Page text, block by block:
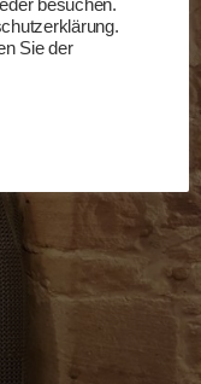
besuchen.
Sie der